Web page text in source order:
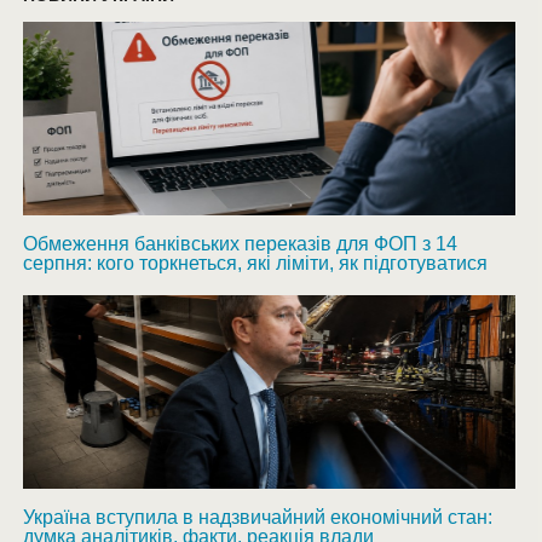
Обмеження банківських переказів для ФОП з 14
серпня: кого торкнеться, які ліміти, як підготуватися
Україна вступила в надзвичайний економічний стан:
думка аналітиків, факти, реакція влади